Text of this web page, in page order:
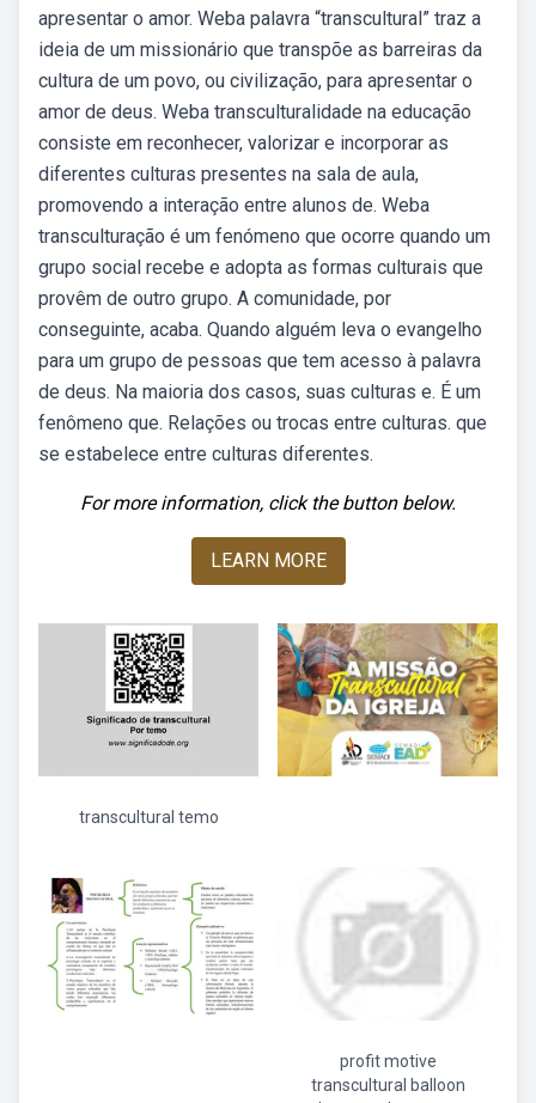
apresentar o amor. Weba palavra “transcultural” traz a
ideia de um missionário que transpõe as barreiras da
cultura de um povo, ou civilização, para apresentar o
amor de deus. Weba transculturalidade na educação
consiste em reconhecer, valorizar e incorporar as
diferentes culturas presentes na sala de aula,
promovendo a interação entre alunos de. Weba
transculturação é um fenómeno que ocorre quando um
grupo social recebe e adopta as formas culturais que
provêm de outro grupo. A comunidade, por
conseguinte, acaba. Quando alguém leva o evangelho
para um grupo de pessoas que tem acesso à palavra
de deus. Na maioria dos casos, suas culturas e. É um
fenômeno que. Relações ou trocas entre culturas. que
se estabelece entre culturas diferentes.
For more information, click the button below.
LEARN MORE
transcultural temo
profit motive
transcultural balloon